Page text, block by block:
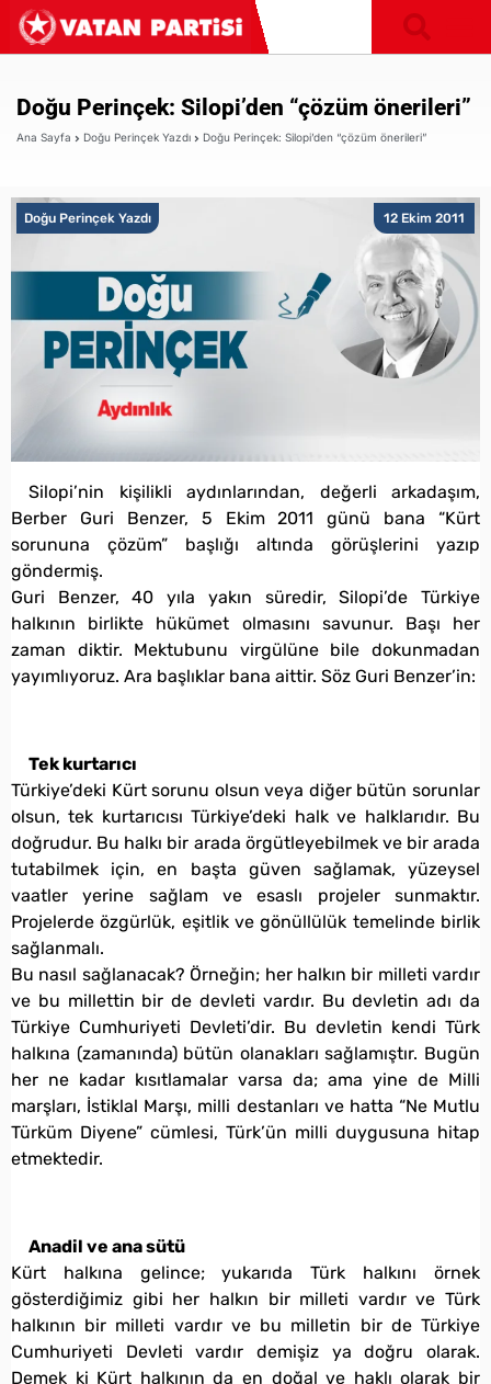
Doğu Perinçek: Silopi’den “çözüm önerileri”
Ana Sayfa Doğu Perinçek Yazdı Doğu Perinçek: Silopi’den “çözüm önerileri”
12 Ekim 2011
Doğu Perinçek Yazdı
Silopi’nin kişilikli aydınlarından, değerli arkadaşım,
Berber Guri Benzer, 5 Ekim 2011 günü bana “Kürt
sorununa çözüm” başlığı altında görüşlerini yazıp
göndermiş.
Guri Benzer, 40 yıla yakın süredir, Silopi’de Türkiye
halkının birlikte hükümet olmasını savunur. Başı her
zaman diktir. Mektubunu virgülüne bile dokunmadan
yayımlıyoruz. Ara başlıklar bana aittir. Söz Guri Benzer’in:
Tek kurtarıcı
Türkiye’deki Kürt sorunu olsun veya diğer bütün sorunlar
olsun, tek kurtarıcısı Türkiye’deki halk ve halklarıdır. Bu
doğrudur. Bu halkı bir arada örgütleyebilmek ve bir arada
tutabilmek için, en başta güven sağlamak, yüzeysel
vaatler yerine sağlam ve esaslı projeler sunmaktır.
Projelerde özgürlük, eşitlik ve gönüllülük temelinde birlik
sağlanmalı.
Bu nasıl sağlanacak? Örneğin; her halkın bir milleti vardır
ve bu millettin bir de devleti vardır. Bu devletin adı da
Türkiye Cumhuriyeti Devleti’dir. Bu devletin kendi Türk
halkına (zamanında) bütün olanakları sağlamıştır. Bugün
her ne kadar kısıtlamalar varsa da; ama yine de Milli
marşları, İstiklal Marşı, milli destanları ve hatta “Ne Mutlu
Türküm Diyene” cümlesi, Türk’ün milli duygusuna hitap
etmektedir.
Anadil ve ana sütü
Kürt halkına gelince; yukarıda Türk halkını örnek
gösterdiğimiz gibi her halkın bir milleti vardır ve Türk
halkının bir milleti vardır ve bu milletin bir de Türkiye
Cumhuriyeti Devleti vardır demişiz ya doğru olarak.
Demek ki Kürt halkının da en doğal ve haklı olarak bir